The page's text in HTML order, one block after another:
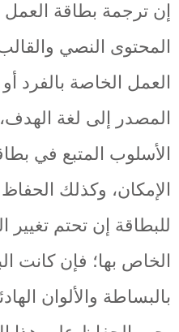
إن ترجمة بطاقة العمل
المحتوى النصي
العمل الخاصة بالفرد
المصدر إلى لغة
الأسلوب المتبع في
الإمكان، وكذلك
للبطاقة إن تحتم تغيير
الخاص بها؛ فإن كانت
بالبساطة والألوان